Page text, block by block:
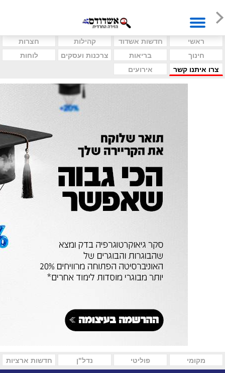
ראשי חדשות אשדוד קהילות
חצרות
חינוך
בריאות צרכנות ועסקים
לוחות
צרו איתנו קשר
אירועים
מקומי פוליטי נדל"ן חדשות ארציות